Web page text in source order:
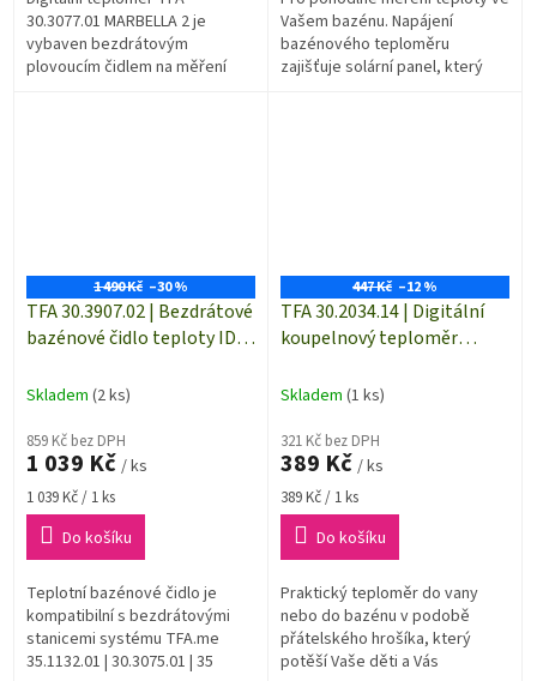
30.3077.01 MARBELLA 2 je
vybaven bezdrátovým
plovoucím čidlem na měření
Vašem bazénu. Napájení
bazénového teploměru
zajišťuje solární panel, který
1 490 Kč –30 %
TFA 30.3907.02 | Bezdrátové
bazénové čidlo teploty ID-
Skladem (2 ks)
859 Kč bez DPH
1 039 Kč / ks
Měrná
cena:
1 039 Kč / 1 ks
Do košíku
Teplotní bazénové čidlo je
kompatibilní s bezdrátovými
stanicemi systému TFA.me
35.1132.01 | 30.3075.01 | 35
447 Kč –12 %
TFA 30.2034.14 | Digitální
koupelnový teploměr
Skladem (1 ks)
321 Kč bez DPH
389 Kč / ks
Měrná
cena:
389 Kč / 1 ks
Do košíku
Praktický teploměr do vany
nebo do bazénu v podobě
přátelského hrošíka, který
potěší Vaše děti a Vás